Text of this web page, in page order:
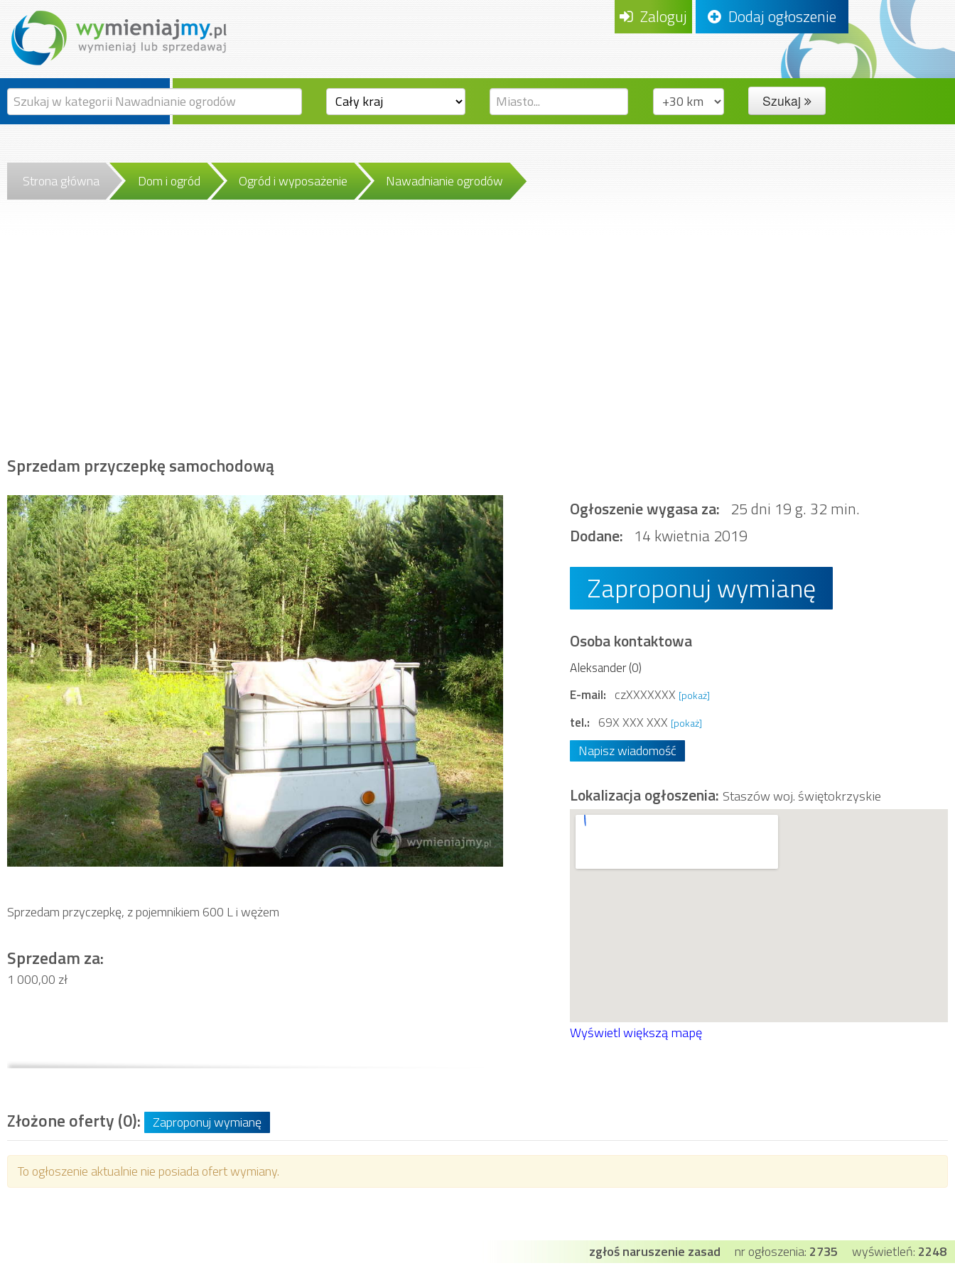
Zaloguj Dodaj ogłoszenie
Szukaj
Strona główna Dom i ogród Ogród i wyposażenie Nawadnianie ogrodów
Sprzedam przyczepkę samochodową
Sprzedam przyczepkę, z pojemnikiem 600 L i wężem
Sprzedam za:
1 000,00 zł
Ogłoszenie wygasa za: 25 dni 19 g. 32 min.
Dodane: 14 kwietnia 2019
Zaproponuj wymianę
Osoba kontaktowa
Aleksander (0)
E-mail: czXXXXXXX [pokaż]
tel.: 69X XXX XXX [pokaż]
Napisz wiadomość
Lokalizacja ogłoszenia: Staszów woj. świętokrzyskie
Wyświetl większą mapę
Złożone oferty (0): Zaproponuj wymianę
To ogłoszenie aktualnie nie posiada ofert wymiany.
zgłoś naruszenie zasad nr ogłoszenia: 2735 wyświetleń: 2248